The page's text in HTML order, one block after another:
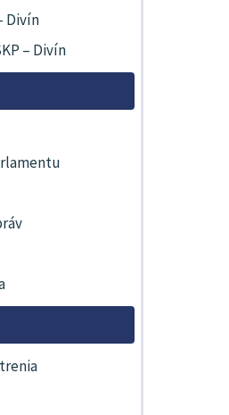
Divín
– Divín